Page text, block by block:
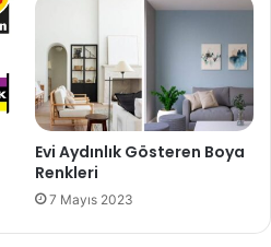
Evi Aydınlık Gösteren Boya
Renkleri
7 Mayıs 2023